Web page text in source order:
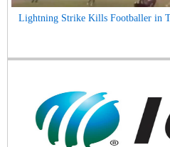
Lightning Strike Kills Footballer in